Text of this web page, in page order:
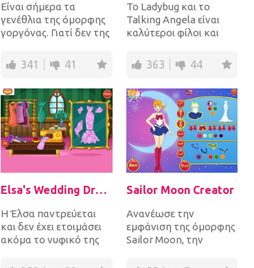
Είναι σήμερα τα
γενέθλια της όμορφης
γοργόνας. Γιατί δεν της
Σχεδιάστε την κ...
341 41
Το Ladybug και το
Talking Angela είναι
καλύτεροι φίλοι και
δύο έγκυες. Περάστε...
363 44
Elsa's Wedding Dress
Η Έλσα παντρεύεται
και δεν έχει ετοιμάσει
ακόμα το νυφικό της
τελευταία στιγμή.
Sailor Moon Creator
Ανανέωσε την
εμφάνιση της όμορφης
Sailor Moon, την
είναι τόσο ισχυρή που